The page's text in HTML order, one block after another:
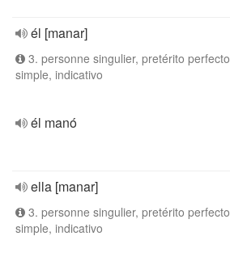
él [manar]
3. personne singulier, pretérito perfecto
simple, indicativo
él manó
ella [manar]
3. personne singulier, pretérito perfecto
simple, indicativo